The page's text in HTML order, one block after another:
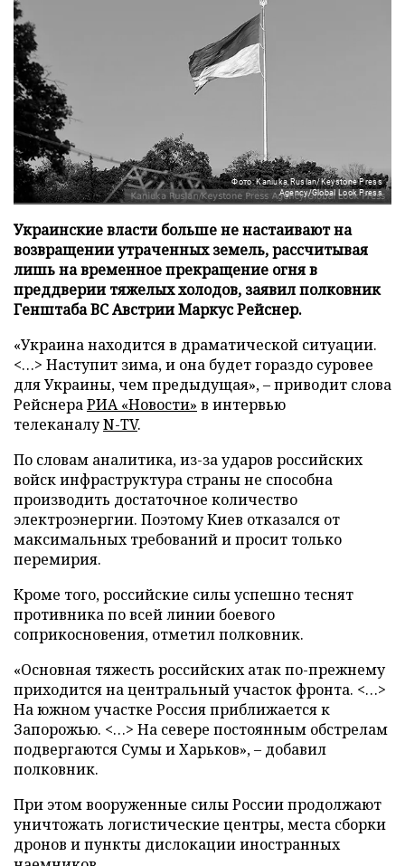
Фото: Kaniuka Ruslan/Keystone Press
Agency/Global Look Press
Украинские власти больше не настаивают на
возвращении утраченных земель, рассчитывая
лишь на временное прекращение огня в
преддверии тяжелых холодов, заявил полковник
Генштаба ВС Австрии Маркус Рейснер.
«Украина находится в драматической ситуации.
<…> Наступит зима, и она будет гораздо суровее
для Украины, чем предыдущая», – приводит слова
РейснераРИА «Новости» в интервью
телеканалуN-TV.
По словам аналитика, из-за ударов российских
войск инфраструктура страны не способна
производить достаточное количество
электроэнергии. Поэтому Киев отказался от
максимальных требований и просит только
перемирия.
Кроме того, российские силы успешно теснят
противника по всей линии боевого
соприкосновения, отметил полковник.
«Основная тяжесть российских атак по-прежнему
приходится на центральный участок фронта. <…>
На южном участке Россия приближается к
Запорожью. <…> На севере постоянным обстрелам
подвергаются Сумы и Харьков», – добавил
полковник.
При этом вооруженные силы России продолжают
уничтожать логистические центры, места сборки
дронов и пункты дислокации иностранных